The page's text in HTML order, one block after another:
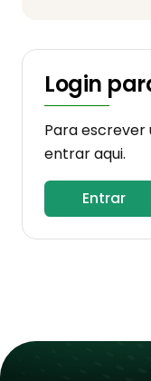
Login
Para escrever
entrar aqui.
Entrar